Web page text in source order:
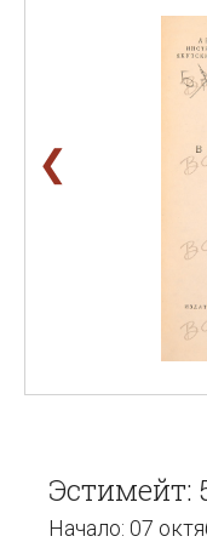
❮
Эстимейт:
Начало: 07